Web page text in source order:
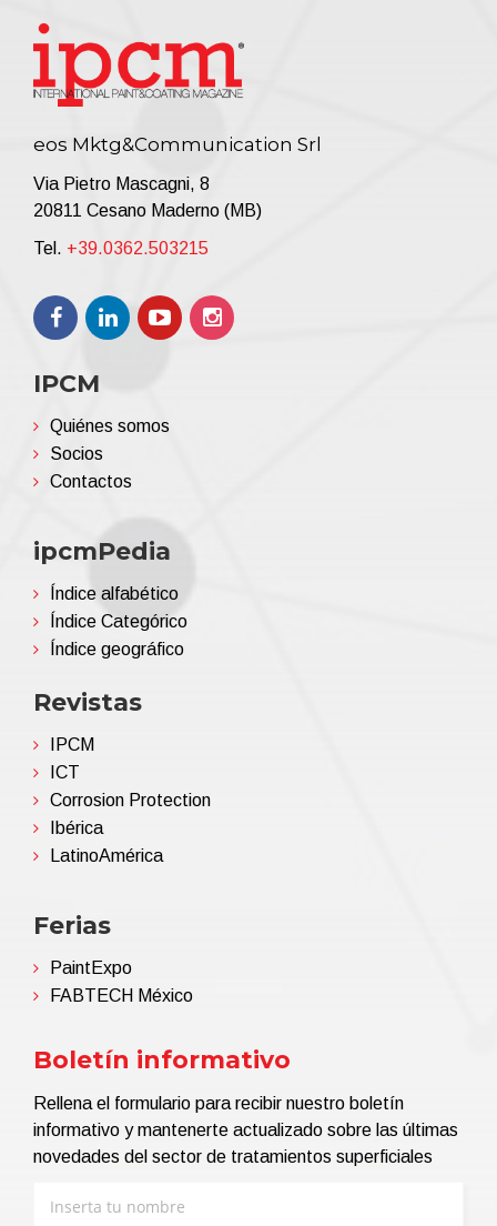
eos Mktg&Communication Srl
Via Pietro Mascagni, 8
20811 Cesano Maderno (MB)
Tel. +39.0362.503215
IPCM
Quiénes somos
Socios
Contactos
ipcmPedia
Índice alfabético
Índice Categórico
Índice geográfico
Revistas
IPCM
ICT
Corrosion Protection
Ibérica
LatinoAmérica
Ferias
PaintExpo
FABTECH México
Boletín informativo
Rellena el formulario para recibir nuestro boletín
informativo y mantenerte actualizado sobre las últimas
novedades del sector de tratamientos superficiales